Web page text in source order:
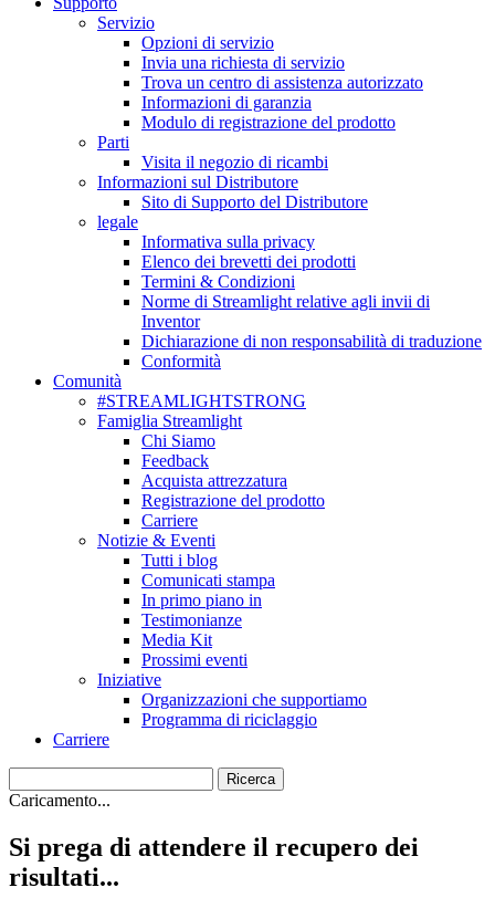
Servizio
Opzioni di servizio
Invia una richiesta di servizio
Trova un centro di assistenza autorizzato
Informazioni di garanzia
Modulo di registrazione del prodotto
Parti
Visita il negozio di ricambi
Informazioni sul Distributore
Sito di Supporto del Distributore
legale
Informativa sulla privacy
Elenco dei brevetti dei prodotti
Termini & Condizioni
Norme di Streamlight relative agli invii di
Inventor
Dichiarazione di non responsabilità di traduzione
Conformità
Comunità
#STREAMLIGHTSTRONG
Famiglia Streamlight
Chi Siamo
Feedback
Acquista attrezzatura
Registrazione del prodotto
Carriere
Notizie & Eventi
Tutti i blog
Comunicati stampa
In primo piano in
Testimonianze
Media Kit
Prossimi eventi
Iniziative
Organizzazioni che supportiamo
Programma di riciclaggio
Carriere
Caricamento...
Si prega di attendere il recupero dei
risultati...